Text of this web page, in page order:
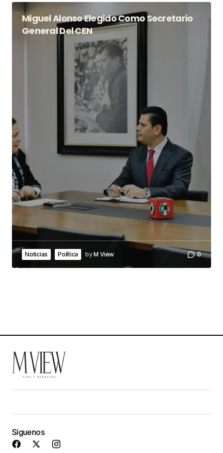
Miguel Alonso Elegido Como Secretario
General Del CEN
Noticias Política byM View 0
Síguenos